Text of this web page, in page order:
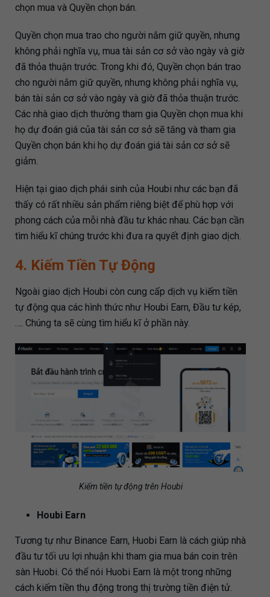
chọn mua và Quyền chọn bán.
Quyền chọn mua trao cho người nắm giữ quyền, nhưng
không phải nghĩa vụ, mua tài sản cơ sở vào ngày và giờ
đã thỏa thuận trước. Trong khi đó, Quyền chọn bán trao
cho người nắm giữ quyền, nhưng không phải nghĩa vụ,
bán tài sản cơ sở vào ngày và giờ đã thỏa thuận trước.
Các nhà giao dịch thường tham gia Quyền chọn mua khi
họ dự đoán giá của tài sản cơ sở sẽ tăng và tham gia
Quyền chọn bán khi họ dự đoán giá tài sản cơ sở sẽ
giảm.
Hiện tại giao dịch phái sinh của Houbi như các bạn đã
thấy có rất nhiều sản phẩm riêng biệt để phù hợp với
phong cách của mỗi nhà đầu tư khác nhau. Các bạn cần
tìm hiểu kĩ chúng trước khi đưa ra quyết định giao dịch.
4. Kiếm Tiền Tự Động
Ngoài giao dịch Houbi còn cung cấp dịch vụ kiếm tiền
tự động qua các hình thức như Houbi Earn, Đầu tư kép,
…. Chúng ta sẽ cùng tìm hiểu kĩ ở phần này.
Kiếm tiền tự động trên Houbi
Houbi Earn
Tương tự như Binance Earn, Huobi Earn là cách giúp nhà
đầu tư tối ưu lợi nhuận khi tham gia mua bán coin trên
sàn Huobi. Có thể nói Huobi Earn là một trong những
cách kiếm tiền thụ động trong thị trường tiền điện tử.